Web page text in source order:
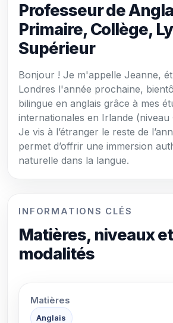
Professeur de
Primaire, Collège,
Supérieur
Bonjour ! Je m'appelle Jeanne,
Londres l'année prochaine,
bilingue en anglais grâce à mes
internationales en Irlande (niveau
Je vis à l’étranger le reste de
permet d’offrir une immersion
naturelle dans la langue.
INFORMATIONS CLÉS
Matières, niveaux et
modalités
Matières
Anglais